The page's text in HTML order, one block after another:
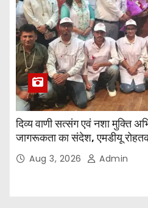
दिव्य वाणी सत्संग एवं नशा मुक्ति
जागरूकता का संदेश, एमडीयू रोहतक
संकल्पAug 3, 2026 Admin